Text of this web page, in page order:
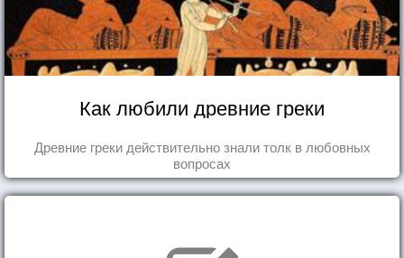
Как любили древние греки
Древние греки действительно знали толк в любовных
вопросах